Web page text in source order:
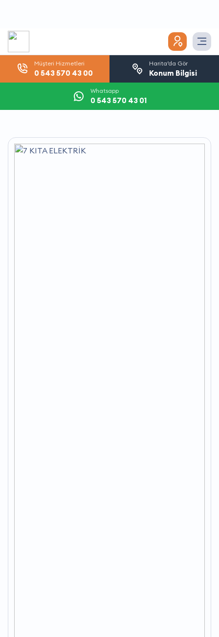
Müşteri Hizmetleri
0 543 570 43 00
Harita’da Gör
Konum Bilgisi
Whatsapp
0 543 570 43 01